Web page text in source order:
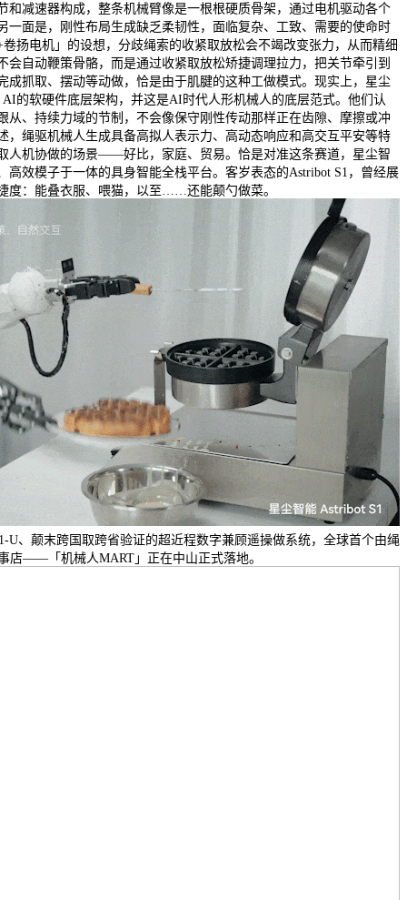
和减速器构成，整条机械臂像是一根根硬质骨架，通过电机驱动各个
一面是，刚性布局生成缺乏柔韧性，面临复杂、工致、需要的使命时
扬电机」的设想，分歧绳索的收紧取放松会不竭改变张力，从而精细
会自动鞭策骨骼，而是通过收紧取放松矫捷调理拉力，把关节牵引到
成抓取、摆动等动做，恰是由于肌腱的这种工做模式。现实上，星尘
的软硬件底层架构，并这是AI时代人形机械人的底层范式。他们认
从、持续力域的节制，不会像保守刚性传动那样正在齿隙、摩擦或冲
，绳驱机械人生成具备高拟人表示力、高动态响应和高交互平安等特
人机协做的场景——好比，家庭、贸易。恰是对准这条赛道，星尘智
高效模子于一体的具身智能全栈平台。客岁表态的Astribot S1，曾经展
度：能叠衣服、喂猫，以至……还能颠勺做菜。
U、颠末跨国取跨省验证的超近程数字兼顾遥操做系统，全球首个由绳
店——「机械人MART」正在中山正式落地。